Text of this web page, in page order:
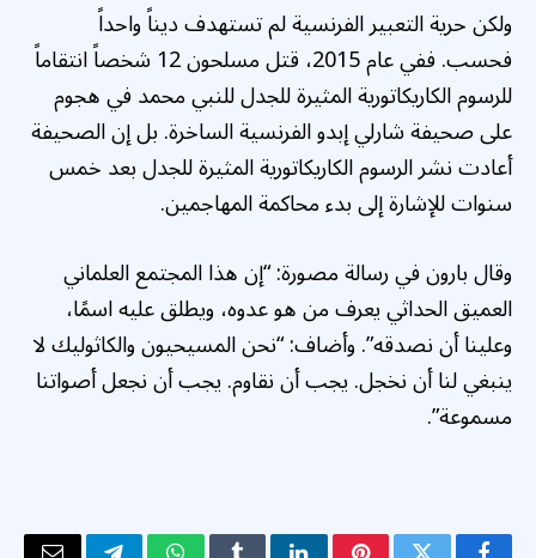
ولكن حرية التعبير الفرنسية لم تستهدف ديناً واحداً
فحسب. ففي عام 2015، قتل مسلحون 12 شخصاً انتقاماً
للرسوم الكاريكاتورية المثيرة للجدل للنبي محمد في هجوم
على صحيفة شارلي إبدو الفرنسية الساخرة. بل إن الصحيفة
أعادت نشر الرسوم الكاريكاتورية المثيرة للجدل بعد خمس
سنوات للإشارة إلى بدء محاكمة المهاجمين.
وقال بارون في رسالة مصورة: “إن هذا المجتمع العلماني
العميق الحداثي يعرف من هو عدوه، ويطلق عليه اسمًا،
وعلينا أن نصدقه”. وأضاف: “نحن المسيحيون والكاثوليك لا
ينبغي لنا أن نخجل. يجب أن نقاوم. يجب أن نجعل أصواتنا
مسموعة”.